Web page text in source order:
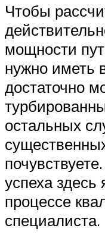
Чтобы
мощности
нужно иметь
достаточно
остальных
успеха здесь
процессе
специалиста.